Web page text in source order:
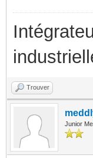
Trouver
Junior